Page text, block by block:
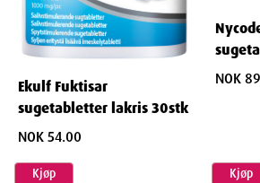
Ekulf Fuktisar
sugetabletter lakris 30stk
NOK 54.00
Kjøp
100stk
NOK
Kjøp